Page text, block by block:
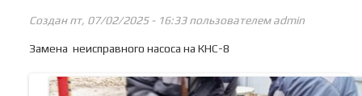
Создан пт, 07/02/2025 - 16:33 пользователемadmin
Замена неисправного насоса на КНС-8